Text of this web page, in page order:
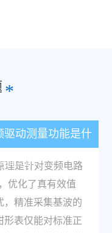
*
驱动测量功能是什
痛点？
理是针对变频电路
优化了真有效值
，精准采集基波的
形表仅能对标准正